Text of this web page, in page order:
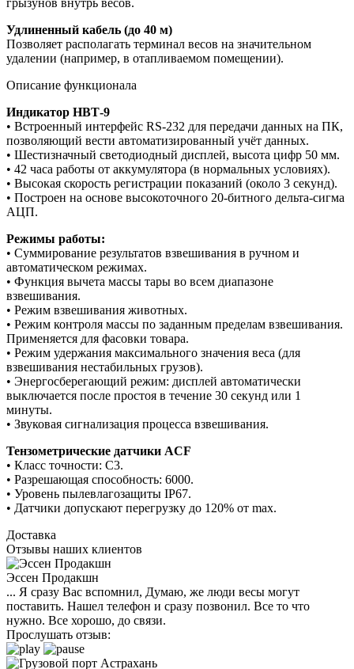
Удлиненный кабель (до 40 м)
Позволяет располагать терминал весов на значительном
удалении (например, в отапливаемом помещении).
Описание функционала
Индикатор НВТ-9
• Встроенный интерфейс RS-232 для передачи данных на ПК,
позволяющий вести автоматизированный учёт данных.
• Шестизначный светодиодный дисплей, высота цифр 50 мм.
• 42 часа работы от аккумулятора (в нормальных условиях).
• Высокая скорость регистрации показаний (около 3 секунд).
• Построен на основе высокоточного 20-битного дельта-сигма
АЦП.
Режимы работы:
• Суммирование результатов взвешивания в ручном и
автоматическом режимах.
• Функция вычета массы тары во всем диапазоне
взвешивания.
• Режим взвешивания животных.
• Режим контроля массы по заданным пределам взвешивания.
Применяется для фасовки товара.
• Режим удержания максимального значения веса (для
взвешивания нестабильных грузов).
• Энергосберегающий режим: дисплей автоматически
выключается после простоя в течение 30 секунд или 1
минуты.
• Звуковая сигнализация процесса взвешивания.
Тензометрические датчики ACF
• Класс точности: C3.
• Разрешающая способность: 6000.
• Уровень пылевлагозащиты IP67.
• Датчики допускают перегрузку до 120% от max.
Доставка
Отзывы наших клиентов
Эссен Продакшн
... Я сразу Вас вспомнил, Думаю, же люди весы могут
поставить. Нашел телефон и сразу позвонил. Все то что
нужно. Все хорошо, до связи.
Прослушать отзыв: